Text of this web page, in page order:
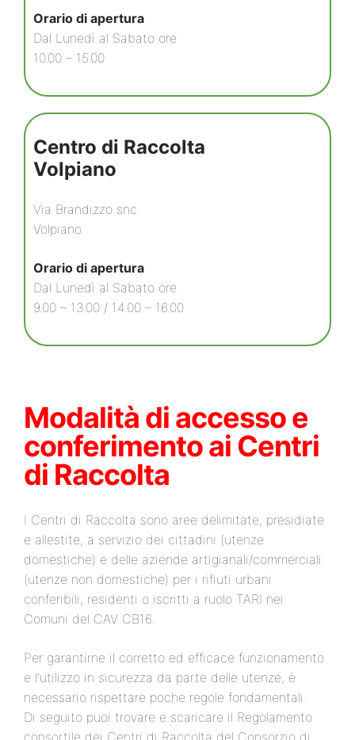
Orario di apertura
Dal Lunedì al Sabato ore
10.00 – 15.00
Centro di Raccolta
Volpiano
Via Brandizzo snc
Volpiano
Orario di apertura
Dal Lunedì al Sabato ore
9.00 – 13.00 / 14.00 – 16.00
Modalità di accesso e
conferimento ai Centri
di Raccolta
I Centri di Raccolta sono aree delimitate, presidiate
e allestite, a servizio dei cittadini (utenze
domestiche) e delle aziende artigianali/commerciali
(utenze non domestiche) per i rifiuti urbani
conferibili, residenti o iscritti a ruolo TARI nei
Comuni del CAV CB16.
Per garantirne il corretto ed efficace funzionamento
e l'utilizzo in sicurezza da parte delle utenze, è
necessario rispettare poche regole fondamentali.
Di seguito puoi trovare e scaricare il Regolamento
consortile dei Centri di Raccolta del Consorzio di